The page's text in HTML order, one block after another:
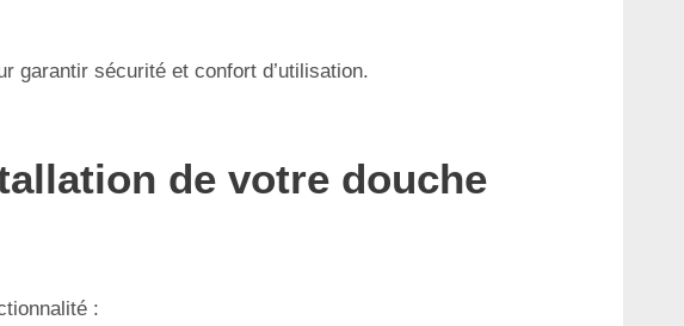
garantir sécurité et confort d’utilisation.
de votre douche
: